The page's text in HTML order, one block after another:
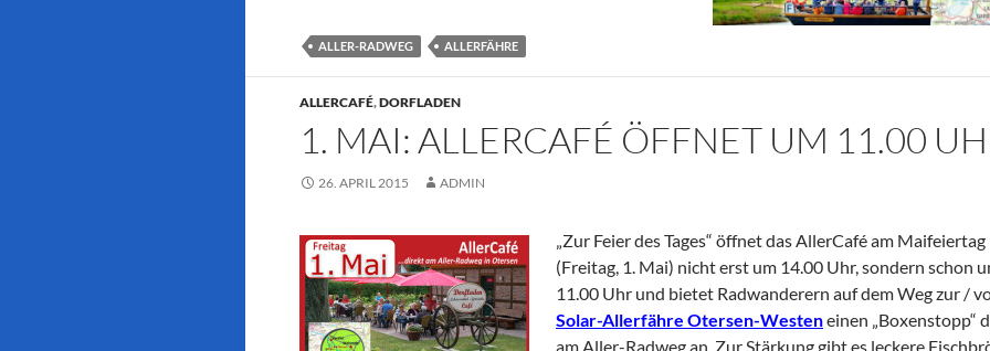
ALLER-RADWEG ALLERFÄHRE
ALLERCAFÉ,DORFLADEN
1. MAI: ALLERCAFÉ ÖFFNET UM 11.00
26. APRIL 2015 ADMIN
„Zur Feier des Tages“ öffnet das AllerCafé am Maifeiertag
(Freitag, 1. Mai) nicht erst um 14.00 Uhr, sondern schon
11.00 Uhr und bietet Radwanderern auf dem Weg zur /
Solar-Allerfähre Otersen-Westeneinen „Boxenstopp“
am Aller-Radweg an. Zur Stärkung gibt es leckere